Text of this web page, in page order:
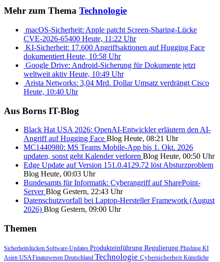
Mehr zum Thema Technologie
macOS-Sicherheit: Apple patcht Screen-Sharing-Lücke
CVE-2026-65400 Heute, 11:22 Uhr
KI-Sicherheit: 17.600 Angriffsaktionen auf Hugging Face
dokumentiert Heute, 10:58 Uhr
Google Drive: Android-Sicherung für Dokumente jetzt
weltweit aktiv Heute, 10:49 Uhr
Arista Networks: 3,04 Mrd. Dollar Umsatz verdrängt Cisco
Heute, 10:40 Uhr
Aus Borns IT-Blog
Black Hat USA 2026: OpenAI-Entwickler erläutern den AI-
Angriff auf Hugging Face Blog Heute, 08:21 Uhr
MC1440980: MS Teams Mobile-App bis 1. Okt. 2026
updaten, sonst geht Kalender verloren Blog Heute, 00:50 Uhr
Edge Update auf Version 151.0.4129.72 löst Absturzproblem
Blog Heute, 00:03 Uhr
Bundesamts für Informatik: Cyberangriff auf SharePoint-
ServerBlog Gestern, 22:43 Uhr
Datenschutzvorfall bei Laptop-Hersteller Framework (August
2026) Blog Gestern, 09:00 Uhr
Themen
Sicherheitslücken Software-Updates Produkteinführung Regulierung Phishing KI
Asien USA Finanzwesen Deutschland Technologie Cybersicherheit Künstliche